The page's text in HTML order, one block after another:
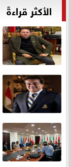
الأكثر قراءةً